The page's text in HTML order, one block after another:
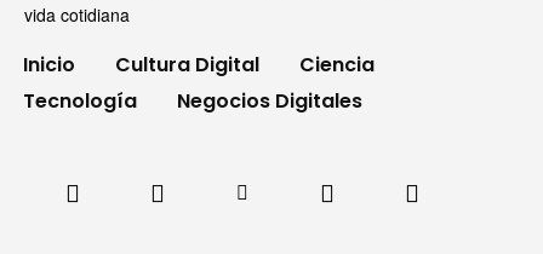
vida cotidiana
Inicio Cultura Digital
Ciencia
Tecnología
Negocios Digitales